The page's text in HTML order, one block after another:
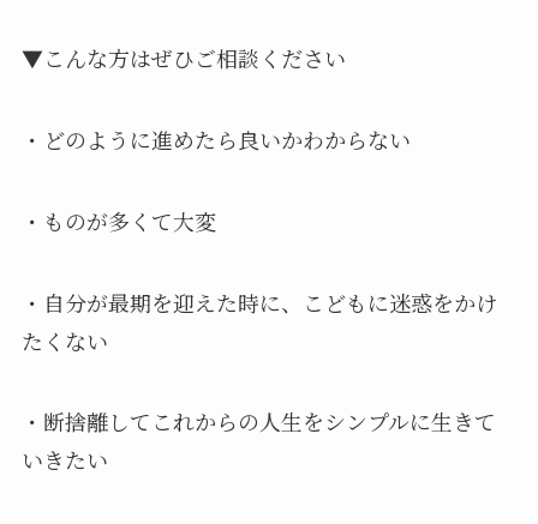
▼こんな方はぜひご相談ください
・どのように進めたら良いかわからない
・ものが多くて大変
・自分が最期を迎えた時に、こどもに迷惑をかけ
たくない
・断捨離してこれからの人生をシンプルに生きて
いきたい